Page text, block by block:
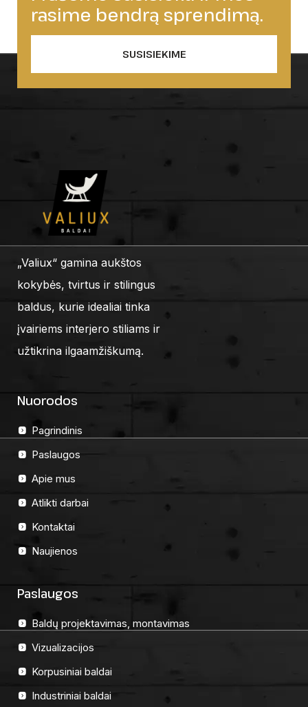
rasime bendrą sprendimą.
SUSISIEKIME
„Valiux“ gamina aukštos
kokybės, tvirtus ir stilingus
baldus, kurie idealiai tinka
įvairiems interjero stiliams ir
užtikrina ilgaamžiškumą.
Nuorodos
Pagrindinis
Paslaugos
Apie mus
Atlikti darbai
Kontaktai
Naujienos
Paslaugos
Baldų projektavimas, montavimas
Vizualizacijos
Korpusiniai baldai
Industriniai baldai